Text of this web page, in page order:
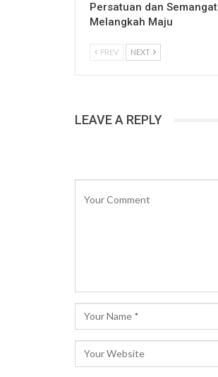
Persatuan dan Semangat
Melangkah Maju
PREV NEXT
LEAVE A REPLY